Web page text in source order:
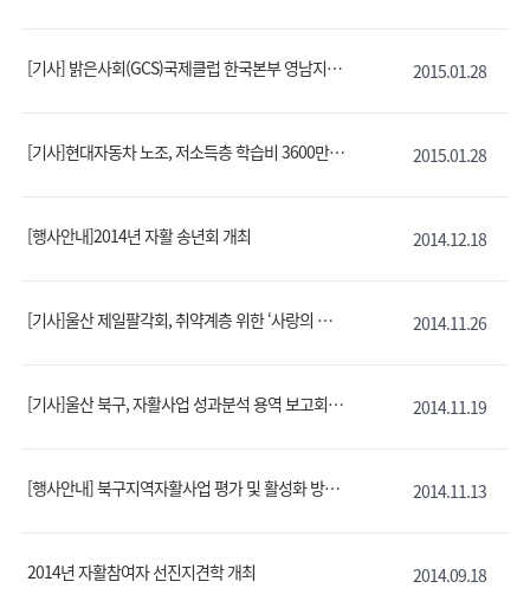
[기사] 밝은사회(GCS)국제클럽 한국본부 영남지구 남울산클럽, 북구지역자활센터와 협약식 가져 2015.01.28
[기사]현대자동차 노조, 저소득층 학습비 3600만원 전달 2015.01.28
[행사안내]2014년 자활 송년회 개최 2014.12.18
[기사]울산 제일팔각회, 취약계층 위한 ‘사랑의 김장담그기’ 2014.11.26
[기사]울산 북구, 자활사업 성과분석 용역 보고회 2014.11.19
[행사안내] 북구지역자활사업 평가 및 활성화 방안 보고회 2014.11.13
2014년 자활참여자 선진지견학 개최 2014.09.18